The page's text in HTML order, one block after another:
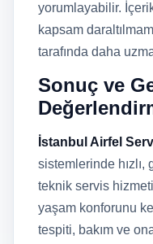
yorumlayabilir.
kapsam
tarafında daha
Sonuç ve
İstanbul Airfel
sistemlerinde hızlı,
teknik servis
yaşam konforunu
tespiti, bakım ve